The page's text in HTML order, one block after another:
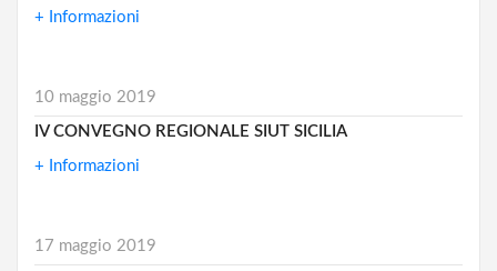
+ Informazioni
10 maggio 2019
IV CONVEGNO REGIONALE SIUT SICILIA
+ Informazioni
17 maggio 2019